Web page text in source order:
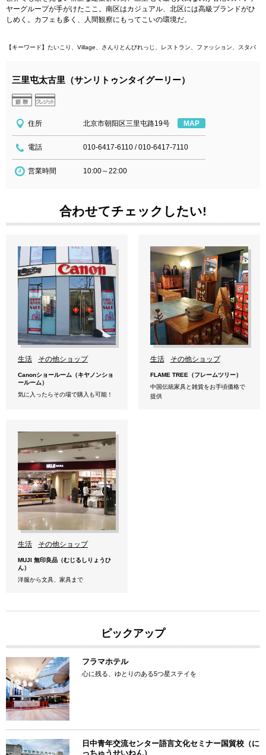
ヤーグループが手がけたここ。南区はカジュアル、北区には高級ブランドがひ
しめく。カフェも多く、人間観察にもってこいの環境だ。
【キーワード】たいこり、Village、さんりとんびれっじ、レストラン、ファッション、スタバ
三里屯太古里（サンリトゥンタイグーリー）
住所 北京市朝阳区三里屯路19号 MAP
電話 010-6417-6110 /010-6417-7110
営業時間 10:00～22:00
合わせてチェックしたい!
生活 その他ショップ
Canonショールーム（キヤノンショ
ールーム）
気に入ったらその場で購入も可能！
生活 その他ショップ
FLAME TREE（フレームツリー）
中国伝統家具と雑貨をお手頃価格で
提供
生活 その他ショップ
MUJI 無印良品（むじるしりょうひ
ん）
洋服から文具、家具まで
ピックアップ
フラマホテル
心に残る、ゆとりのある5つ星ステイを
日中青年交流センター語言文化セミナー国貿校（に
っちゅうせいねん）